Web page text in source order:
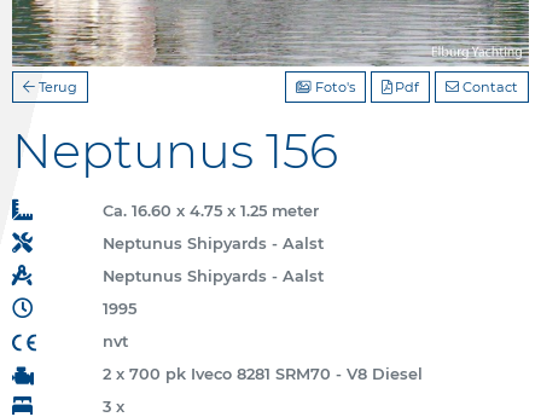
Terug Contact
Pdf
Foto's
Neptunus 156
Ca. 16.60 x 4.75 x 1.25 meter
Neptunus Shipyards - Aalst
Neptunus Shipyards - Aalst
1995
nvt
2 x 700 pk Iveco 8281 SRM70 - V8 Diesel
3 x